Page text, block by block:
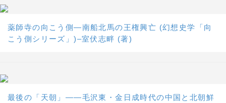
薬師寺の向こう側―南船北馬の王権興亡 (幻想史学「向
こう側シリーズ」)–室伏志畔 (著)
最後の「天朝」――毛沢東・金日成時代の中国と北朝鮮